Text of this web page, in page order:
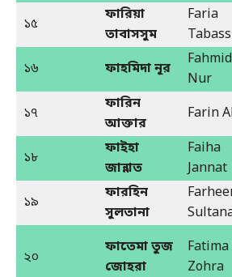
১৫
ফারিয়া
তাবাসসুম
Faria
১৬
ফাহমিদা নূর
Nur
১৭
ফারিন
আক্তার
Farin
১৮
ফাইহা
জান্নাত
Faiha
Jannat
১৯
ফারহিন
সুলতানা
২০
ফাতেমা তুজ
জোহরা
Fatima
Zohra